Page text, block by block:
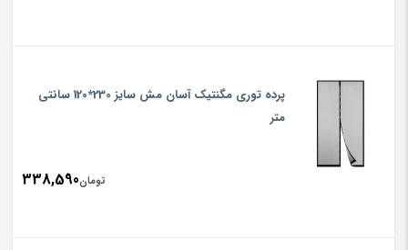
پرده توری مگنتیک آسان مش سایز 230*120 سانتی
متر
تومان338,590